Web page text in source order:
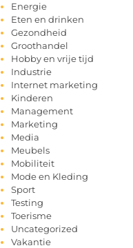
Energie
Eten en drinken
Gezondheid
Groothandel
Hobby en vrije tijd
Industrie
Internet marketing
Kinderen
Management
Marketing
Media
Meubels
Mobiliteit
Mode en Kleding
Sport
Testing
Toerisme
Uncategorized
Vakantie